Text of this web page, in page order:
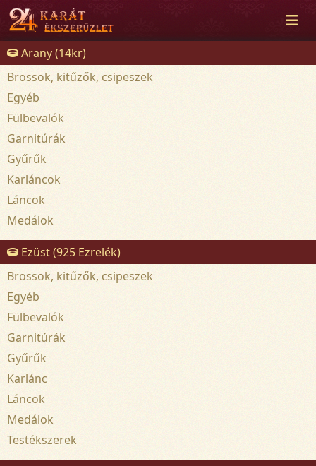
Arany (14kr)
Brossok, kitűzők, csipeszek
Egyéb
Fülbevalók
Garnitúrák
Gyűrűk
Karláncok
Láncok
Medálok
Ezüst (925 Ezrelék)
Brossok, kitűzők, csipeszek
Egyéb
Fülbevalók
Garnitúrák
Gyűrűk
Karlánc
Láncok
Medálok
Testékszerek